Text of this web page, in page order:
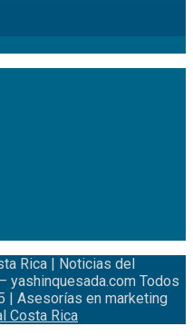
Rica | Noticias del
yashinquesada.com Todos
| Asesorías en marketing
Costa Rica